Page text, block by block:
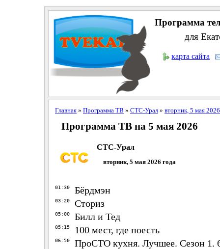
Программа
для
карта сайта
Главная» Программа ТВ » СТС-Урал» вторник, 5 мая
Программа ТВ на 5 мая 2026
СТС-Урал
вторник, 5 мая 2026 года
01:30 Бёрдмэн
03:20 Сториз
05:00 Билл и Тед
05:15 100 мест, где поесть
06:50 ПроСТО кухня. Лучшее. Сезон 1.